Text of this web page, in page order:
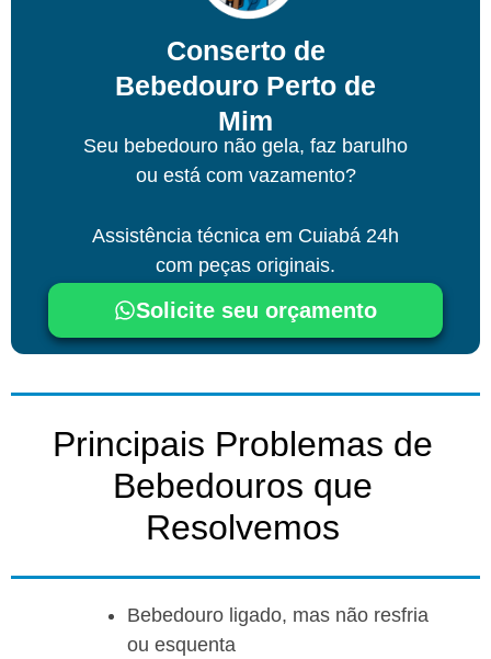
Conserto de
Bebedouro Perto de
Mim
Seu bebedouro não gela, faz barulho
ou está com vazamento?
Assistência técnica em Cuiabá 24h
com peças originais.
Solicite seu orçamento
Principais Problemas de
Bebedouros que
Resolvemos​
Bebedouro ligado, mas não resfria
ou esquenta